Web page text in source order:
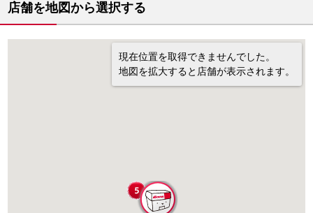
店舗を地図から選択する
現在位置を取得できませんでした。
地図を拡大すると店舗が表示されます。